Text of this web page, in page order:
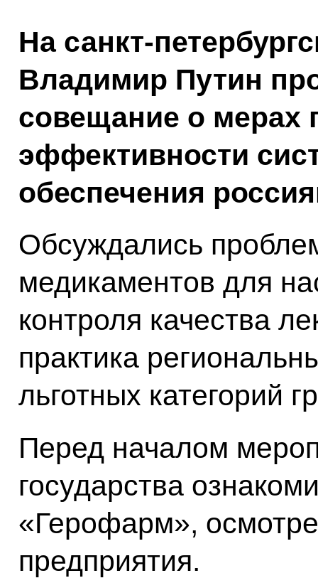
На санкт-
Владимир Путин
совещание о
эффективности
обеспечения
Обсуждались
медикаментов для
контроля качества
практика
льготных категорий
Перед началом
государства
«Герофарм»,
предприятия.